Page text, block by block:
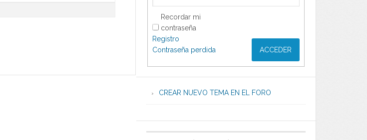
Recordar mi
contraseña
ACCEDER
Registro
Contraseña perdida
CREAR NUEVO TEMA EN EL FORO